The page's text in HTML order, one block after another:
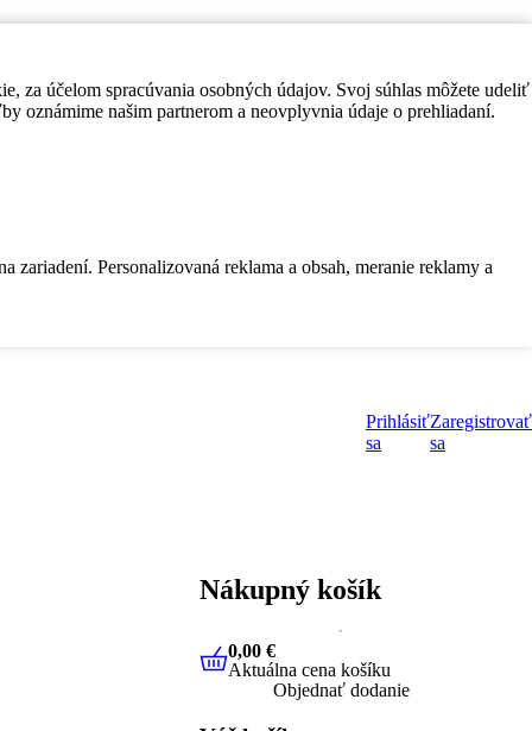
za účelom spracúvania osobných údajov. Svoj súhlas môžete udeliť
oznámime našim partnerom a neovplyvnia údaje o prehliadaní.
Personalizovaná reklama a obsah, meranie reklamy a
Prihlásiť
sa
Zaregistrovať
sa
Nákupný košík
0,00 €Aktuálna cena košíku
0,00 €
Aktuálna cena košíku
Objednať dodanie